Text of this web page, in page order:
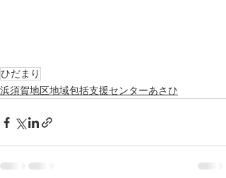
ひだまり
浜須賀地区地域包括支援センターあさひ